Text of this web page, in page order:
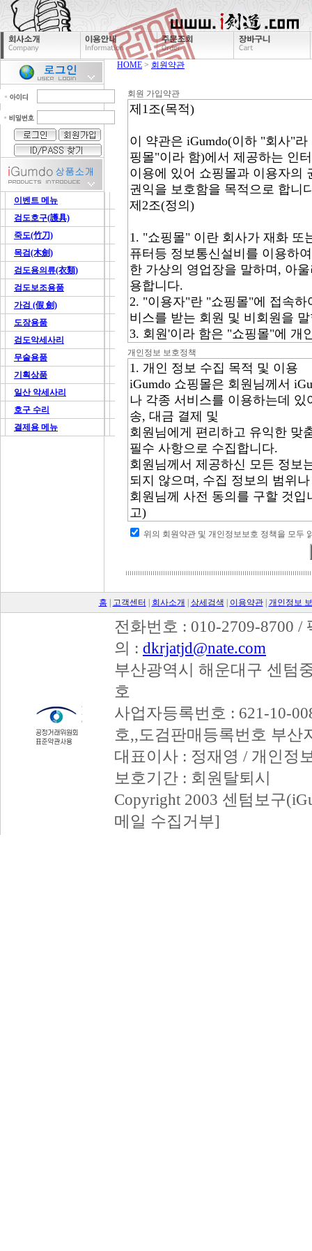
이벤트 메뉴
검도호구(護具)
죽도(竹刀)
목검(木劍)
검도용의류(衣類)
검도보조용품
가검 (假 劍)
도장용품
검도악세사리
무술용품
기획상품
일산 악세사리
호구 수리
결제용 메뉴
HOME > 회원약관
회원 가입약관
개인정보 보호정책
위의 회원약관 및 개인정보보호 정책을 모두
홈 고객센터 회사소개 상세검색 이용약관| 개인정보
전화번호 : 010-2709-8700 /
의 : dkrjatjd@nate.com
부산광역시 해운대구 센텀
호
사업자등록번호 : 621-10-
호,,도검판매등록번호 부산
대표이사 : 정재영 / 개인정
보호기간 : 회원탈퇴시
Copyright 2003 센텀보구
메일 수집거부]